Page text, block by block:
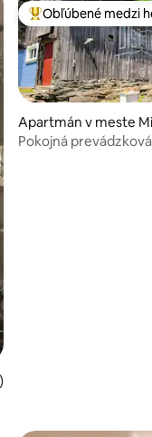
ohodnotenie 4,96 z 5,
Najobľúbenejšie
Obľúbené medzi
Apartmán v meste
Pokojná